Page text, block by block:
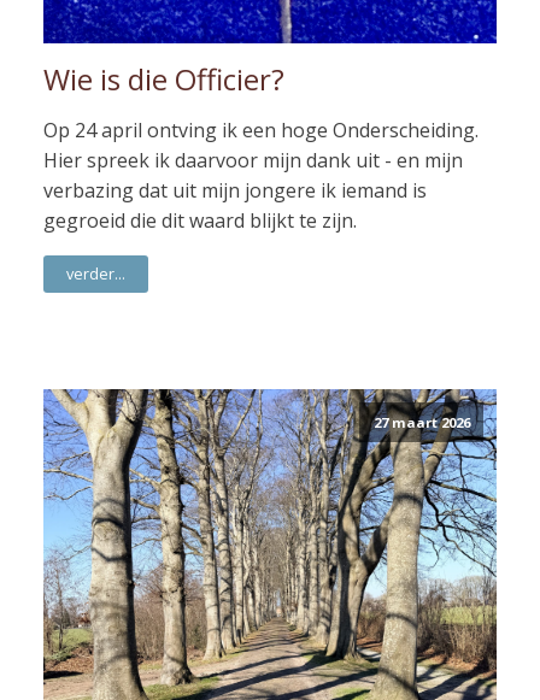
Wie is die Officier?
Op 24 april ontving ik een hoge Onderscheiding.
Hier spreek ik daarvoor mijn dank uit - en mijn
verbazing dat uit mijn jongere ik iemand is
gegroeid die dit waard blijkt te zijn.
verder...
27 maart 2026